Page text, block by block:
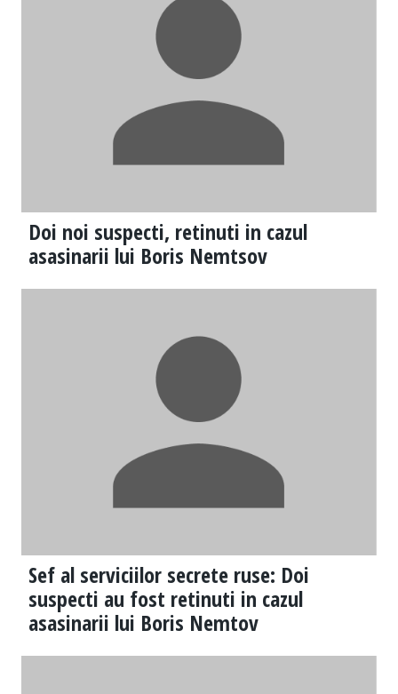
Doi noi suspecti, retinuti in cazul
asasinarii lui Boris Nemtsov
Sef al serviciilor secrete ruse: Doi
suspecti au fost retinuti in cazul
asasinarii lui Boris Nemtov